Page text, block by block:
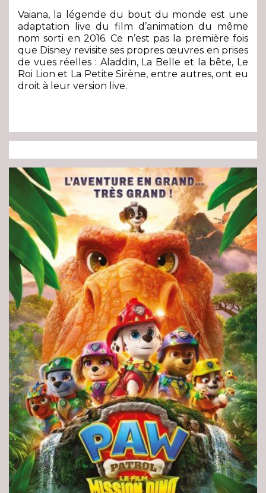
Vaiana, la légende du bout du monde est une
adaptation live du film d’animation du même
nom sorti en 2016. Ce n’est pas la première fois
que Disney revisite ses propres œuvres en prises
de vues réelles : Aladdin, La Belle et la bête, Le
Roi Lion et La Petite Sirène, entre autres, ont eu
droit à leur version live.